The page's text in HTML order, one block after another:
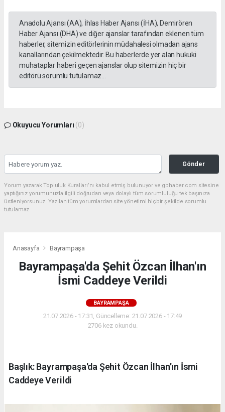
Anadolu Ajansı (AA), İhlas Haber Ajansı (İHA), Demirören
Haber Ajansı (DHA) ve diğer ajanslar tarafından eklenen tüm
haberler, sitemizin editörlerinin müdahalesi olmadan ajans
kanallarından çekilmektedir. Bu haberlerde yer alan hukuki
muhataplar haberi geçen ajanslar olup sitemizin hiç bir
editörü sorumlu tutulamaz...
Okuyucu Yorumları (0)
Gönder
Yorum yazarak Topluluk Kuralları’nı kabul etmiş bulunuyor ve gphaber.com sitesine
yaptığınız yorumunuzla ilgili doğrudan veya dolaylı tüm sorumluluğu tek başınıza
üstleniyorsunuz. Yazılan tüm yorumlardan site yönetimi hiçbir şekilde sorumlu
tutulamaz.
Anasayfa Bayrampaşa
Bayrampaşa'da Şehit Özcan İlhan'ın
İsmi Caddeye Verildi
BAYRAMPAŞA
21.07.2026 - 17:31, Güncelleme: 21.07.2026 - 17:49
2706 kez okundu.
Başlık: Bayrampaşa'da Şehit Özcan İlhan'ın İsmi
Caddeye Verildi